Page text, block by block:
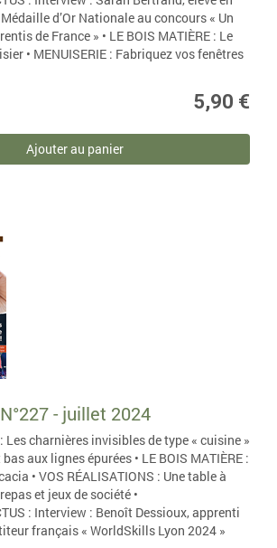
d’Or Nationale au concours « Un
de France » • LE BOIS MATIÈRE : Le
• MENUISERIE : Fabriquez vos fenêtres
5,90 €
Ajouter au panier
- juillet 2024
: Les charnières invisibles de type « cuisine »
aux lignes épurées • LE BOIS MATIÈRE :
• VOS RÉALISATIONS : Une table à
et jeux de société •
: Interview : Benoît Dessioux, apprenti
français « WorldSkills Lyon 2024 »